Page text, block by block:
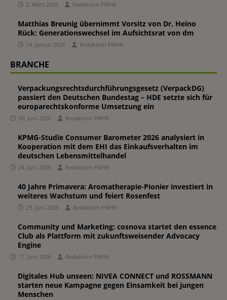
2. März 2026 Redaktion FWHK
Matthias Breunig übernimmt Vorsitz von Dr. Heino
Rück: Generationswechsel im Aufsichtsrat von dm
14. Januar 2026 Redaktion FWHK
BRANCHE
Verpackungsrechtsdurchführungsgesetz (VerpackDG)
passiert den Deutschen Bundestag – HDE setzte sich für
europarechtskonforme Umsetzung ein
30. Juni 2026 Redaktion FWHK
KPMG-Studie Consumer Barometer 2026 analysiert in
Kooperation mit dem EHI das Einkaufsverhalten im
deutschen Lebensmittelhandel
24. Juni 2026 Redaktion FWHK
40 Jahre Primavera: Aromatherapie-Pionier investiert in
weiteres Wachstum und feiert Rosenfest
23. Juni 2026 Redaktion FWHK
Community und Marketing: cosnova startet den essence
Club als Plattform mit zukunftsweisender Advocacy
Engine
17. Juni 2026 Redaktion FWHK
Digitales Hub unseen: NIVEA CONNECT und ROSSMANN
starten neue Kampagne gegen Einsamkeit bei jungen
Menschen